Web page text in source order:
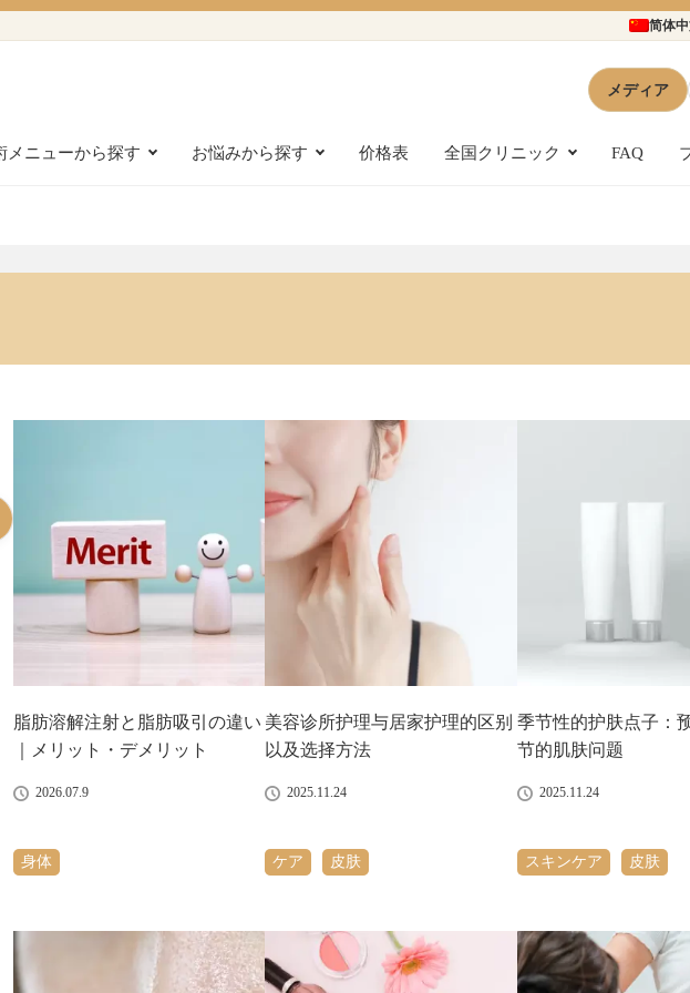
简体
メディア
メニューから探す お悩みから探す 价格表 全国クリニック FAQ
脂肪溶解注射と脂肪吸引の違い
｜メリット・デメリット
2026.07.9
身体
美容诊所护理与居家护理的区别
以及选择方法
2025.11.24
ケア 皮肤
季节性的护肤点子：
节的肌肤问题
2025.11.24
スキンケア 皮肤